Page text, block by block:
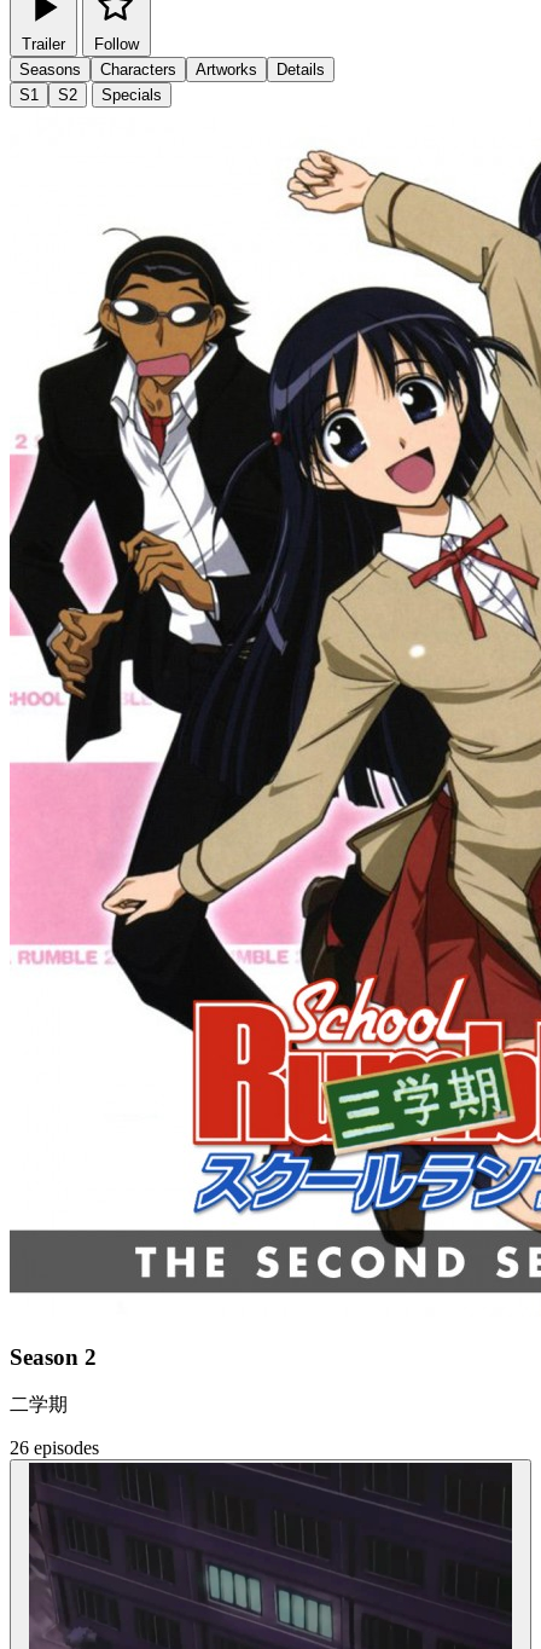
Trailer
Follow
Seasons
Characters Artworks
Details
S1
S2 Specials
Season 2
二学期
26 episodes